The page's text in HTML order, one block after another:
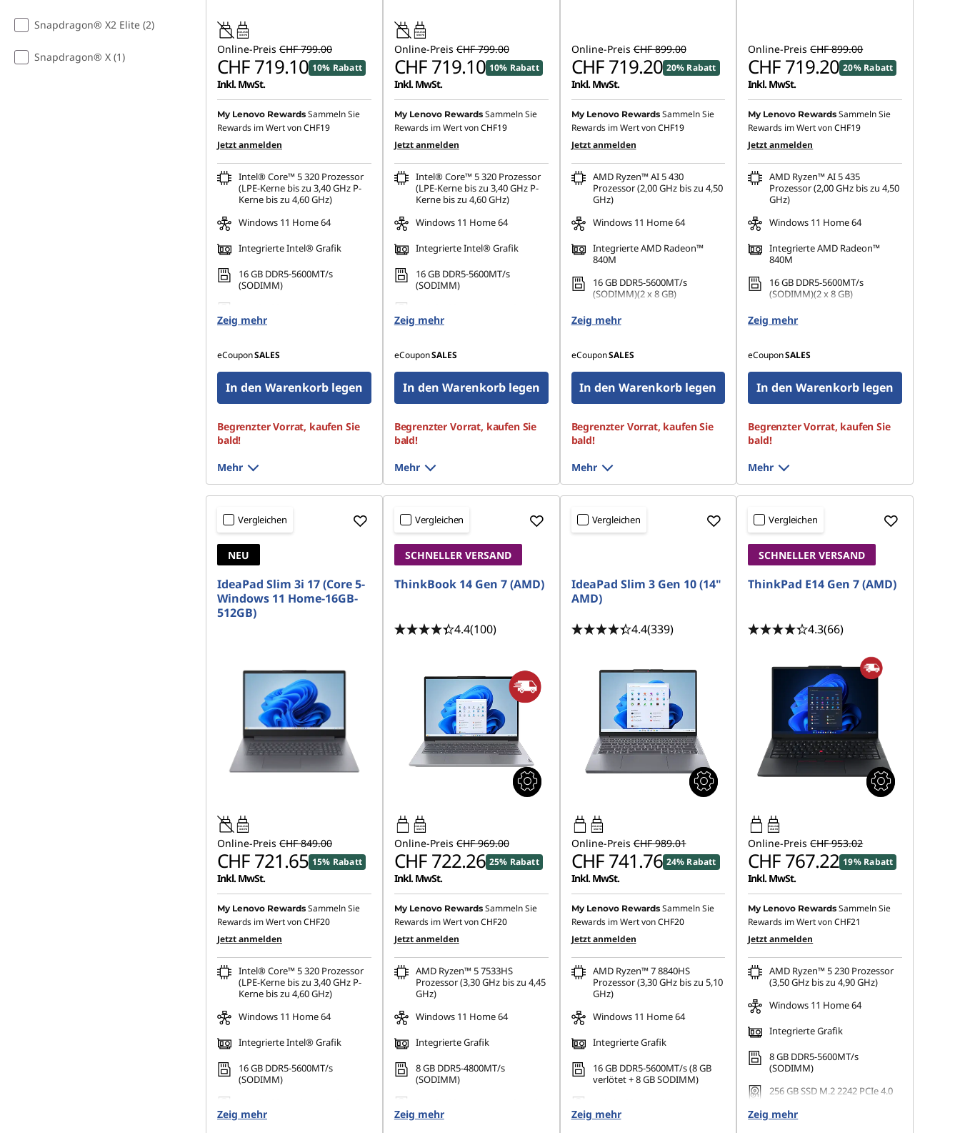
Snapdragon® X2 Elite (2)
Snapdragon® X (1)
45W-65W
USB PD
Online-Preis CHF 799.00
CHF 719.10 10% Rabatt
Inkl. MwSt.
My Lenovo Rewards Sammeln Sie
Rewards im Wert vonCHF19
Jetzt anmelden
Intel® Core™ 5 320 Prozessor
(LPE-Kerne bis zu 3,40 GHz P-
Kerne bis zu 4,60 GHz)
Windows 11 Home 64
Integrierte Intel® Grafik
16 GB DDR5-5600MT/s
(SODIMM)
QLC
Zeig mehr
eCouponSALES
In den Warenkorb legen
Begrenzter Vorrat, kaufen Sie
bald!
Mehr
45W-65W
USB PD
Online-Preis CHF 799.00
CHF 719.10 10% Rabatt
Inkl. MwSt.
My Lenovo Rewards Sammeln Sie
Rewards im Wert vonCHF19
Jetzt anmelden
Intel® Core™ 5 320 Prozessor
(LPE-Kerne bis zu 3,40 GHz P-
Kerne bis zu 4,60 GHz)
Windows 11 Home 64
Integrierte Intel® Grafik
16 GB DDR5-5600MT/s
(SODIMM)
QLC
Zeig mehr
eCouponSALES
In den Warenkorb legen
Begrenzter Vorrat, kaufen Sie
bald!
Mehr
Online-Preis CHF 899.00
CHF 719.20 20% Rabatt
Inkl. MwSt.
My Lenovo Rewards Sammeln Sie
Rewards im Wert vonCHF19
Jetzt anmelden
AMD Ryzen™ AI 5 430
Prozessor (2,00 GHz bis zu 4,50
GHz)
Windows 11 Home 64
Integrierte AMD Radeon™
840M
16 GB DDR5-5600MT/s
(SODIMM)(2 x 8 GB)
512 GB SSD M.2 2242 PCIe 4.0
QLC
Zeig mehr
eCouponSALES
In den Warenkorb legen
Begrenzter Vorrat, kaufen Sie
bald!
Mehr
Online-Preis CHF 899.00
CHF 719.20 20% Rabatt
Inkl. MwSt.
My Lenovo Rewards Sammeln Sie
Rewards im Wert vonCHF19
Jetzt anmelden
AMD Ryzen™ AI 5 435
Prozessor (2,00 GHz bis zu 4,50
GHz)
Windows 11 Home 64
Integrierte AMD Radeon™
840M
16 GB DDR5-5600MT/s
(SODIMM)(2 x 8 GB)
512 GB SSD M.2 2242 PCIe 4.0
QLC
Zeig mehr
eCouponSALES
In den Warenkorb legen
Begrenzter Vorrat, kaufen Sie
bald!
Mehr
Vergleichen
NEU
IdeaPad Slim 3i 17 (Core 5-
Windows 11 Home-16GB-
512GB)
45W-65W
USB PD
Online-Preis CHF 849.00
CHF 721.65 15% Rabatt
Inkl. MwSt.
My Lenovo Rewards Sammeln Sie
Rewards im Wert vonCHF20
Jetzt anmelden
Intel® Core™ 5 320 Prozessor
(LPE-Kerne bis zu 3,40 GHz P-
Kerne bis zu 4,60 GHz)
Windows 11 Home 64
Integrierte Intel® Grafik
16 GB DDR5-5600MT/s
(SODIMM)
TLC
Zeig mehr
Vergleichen
SCHNELLER VERSAND
ThinkBook 14 Gen 7 (AMD)
4.4(100)
65W-65W
USB PD
Online-Preis CHF 969.00
CHF 722.26 25% Rabatt
Inkl. MwSt.
My Lenovo Rewards Sammeln Sie
Rewards im Wert vonCHF20
Jetzt anmelden
AMD Ryzen™ 5 7533HS
Prozessor (3,30 GHz bis zu 4,45
GHz)
Windows 11 Home 64
Integrierte Grafik
8 GB DDR5-4800MT/s
(SODIMM)
TLC
Zeig mehr
Vergleichen
IdeaPad Slim 3 Gen 10 (14"
AMD)
4.4(339)
45W-65W
USB PD
Online-Preis CHF 989.01
CHF 741.76 24% Rabatt
Inkl. MwSt.
My Lenovo Rewards Sammeln Sie
Rewards im Wert vonCHF20
Jetzt anmelden
AMD Ryzen™ 7 8840HS
Prozessor (3,30 GHz bis zu 5,10
GHz)
Windows 11 Home 64
Integrierte Grafik
16 GB DDR5-5600MT/s (8 GB
verlötet + 8 GB SODIMM)
TLC
Zeig mehr
Vergleichen
SCHNELLER VERSAND
ThinkPad E14 Gen 7 (AMD)
4.3(66)
65W-65W
USB PD
Online-Preis CHF 953.02
CHF 767.22 19% Rabatt
Inkl. MwSt.
My Lenovo Rewards Sammeln Sie
Rewards im Wert vonCHF21
Jetzt anmelden
AMD Ryzen™ 5 230 Prozessor
(3,50 GHz bis zu 4,90 GHz)
Windows 11 Home 64
Integrierte Grafik
8 GB DDR5-5600MT/s
(SODIMM)
256 GB SSD M.2 2242 PCIe 4.0
Zeig mehr